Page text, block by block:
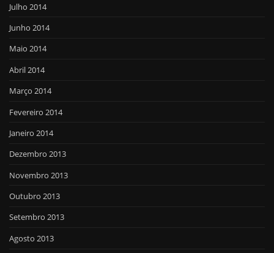
Julho 2014
Junho 2014
Maio 2014
Abril 2014
Março 2014
Fevereiro 2014
Janeiro 2014
Dezembro 2013
Novembro 2013
Outubro 2013
Setembro 2013
Agosto 2013